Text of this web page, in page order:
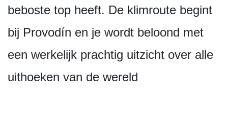
beboste top heeft. De klimroute begint
bij Provodín en je wordt beloond met
een werkelijk prachtig uitzicht over alle
uithoeken van de wereld